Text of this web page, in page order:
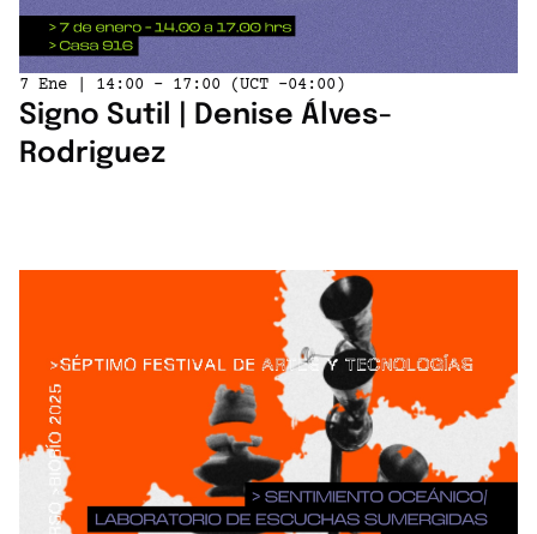
7 Ene | 14:00 - 17:00 (UCT -04:00)
Signo Sutil | Denise Álves-
Rodriguez